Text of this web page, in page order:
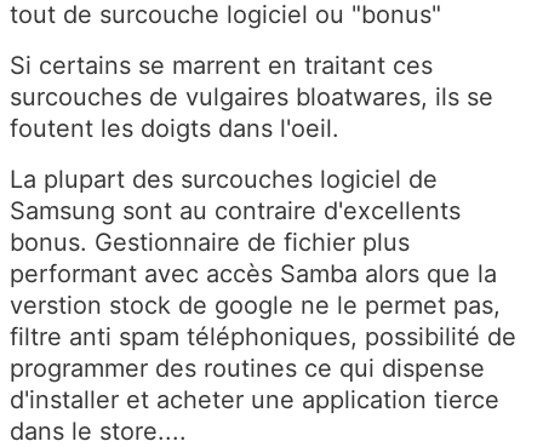
tout de surcouche logiciel ou "bonus"
Si certains se marrent en traitant ces
surcouches de vulgaires bloatwares, ils se
foutent les doigts dans l'oeil.
La plupart des surcouches logiciel de
Samsung sont au contraire d'excellents
bonus. Gestionnaire de fichier plus
performant avec accès Samba alors que la
verstion stock de google ne le permet pas,
filtre anti spam téléphoniques, possibilité de
programmer des routines ce qui dispense
d'installer et acheter une application tierce
dans le store....